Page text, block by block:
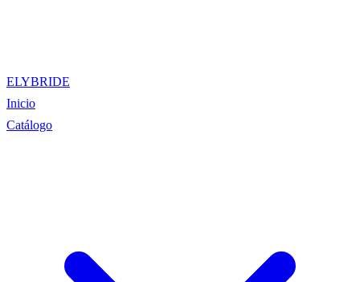
ELYBRIDE
Inicio
Catálogo